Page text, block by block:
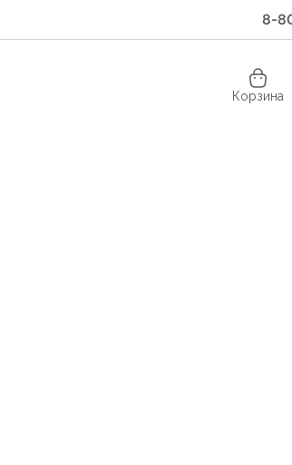
8-
Корзина